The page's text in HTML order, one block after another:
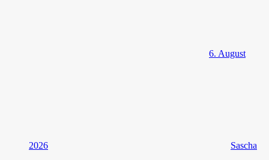
6. August
2026
Sascha